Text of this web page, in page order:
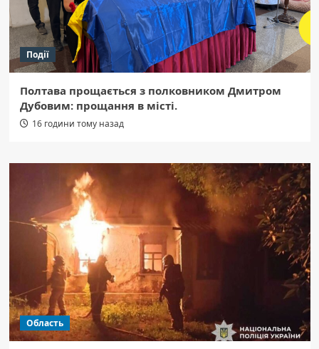
Події
Полтава прощається з полковником Дмитром
Дубовим: прощання в місті.
16 години тому назад
Область